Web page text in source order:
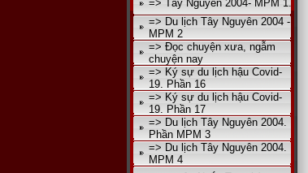
=> Tây Nguyên 2004- MPM 1.
=> Du lịch Tây Nguyên 2004 -
MPM 2
=> Đọc chuyện xưa, ngẫm
chuyện nay
=> Ký sự du lịch hậu Covid-
19. Phần 16
=> Ký sự du lịch hậu Covid-
19. Phần 17
=> Du lịch Tây Nguyên 2004.
Phần MPM 3
=> Du lịch Tây Nguyên 2004.
MPM 4